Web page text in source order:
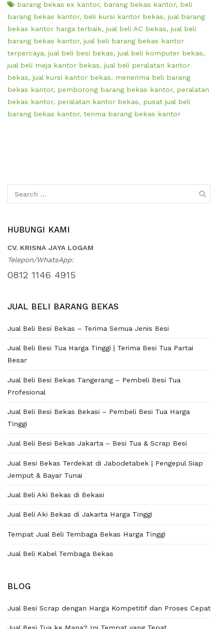
barang bekas ex kantor, barang bekas kantor, beli
barang bekas kantor, beli kursi kantor bekas, jual barang
bekas kantor harga terbaik, jual beli AC bekas, jual beli
barang bekas kantor, jual beli barang bekas kantor
terpercaya, jual beli besi bekas, jual beli komputer bekas,
jual beli meja kantor bekas, jual beli peralatan kantor
bekas, jual kursi kantor bekas, menerima beli barang
bekas kantor, pemborong barang bekas kantor, peralatan
bekas kantor, peralatan kantor bekas, pusat jual beli
barang bekas kantor, terima barang bekas kantor
for:
HUBUNGI KAMI
CV. KRISNA JAYA LOGAM
Telepon/WhatsApp:
0812 1146 4915
JUAL BELI BARANG BEKAS
Jual Beli Besi Bekas – Terima Semua Jenis Besi
Jual Beli Besi Tua Harga Tinggi | Terima Besi Tua Partai
Besar
Jual Beli Besi Bekas Tangerang – Pembeli Besi Tua
Profesional
Jual Beli Besi Bekas Bekasi – Pembeli Besi Tua Harga
Tinggi
Jual Beli Besi Bekas Jakarta – Besi Tua & Scrap Besi
Jual Besi Bekas Terdekat di Jabodetabek | Pengepul Siap
Jemput & Bayar Tunai
Jual Beli Aki Bekas di Bekasi
Jual Beli Aki Bekas di Jakarta Harga Tinggi
Tempat Jual Beli Tembaga Bekas Harga Tinggi
Jual Beli Kabel Tembaga Bekas
BLOG
Jual Besi Scrap dengan Harga Kompetitif dan Proses Cepat